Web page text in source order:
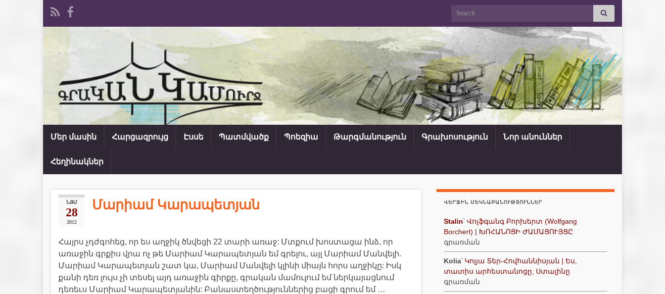
Search for:
Մեր մասին Հարցազրույց Էսսե Պատմվածք Պոեզիա Թարգմանություն Գրախոսություն Նոր անուններ
Հեղինակներ
ՆՅՄ
28
2012
Մարիամ Կարապետյան
Հայրս չդժգոհեց, որ ես աղջիկ ծնվեցի 22 տարի առաջ: Մտքում խոստացա ինձ, որ
առաջին գրքիս վրա ոչ թե Մարիամ Կարապետյան եմ գրելու, այլ Մարիամ Մանվելի.
Մարիամ Կարապետյան շատ կա, Մարիամ Մանվելի կլինի միայն հորս աղջիկը: Իսկ
քանի դեռ լույս չի տեսել այդ առաջին գիրքը, գրական մամուլում եմ ներկայացնում
դեռեւս Մարիամ Կարապետյանին: Բանաստեղծություններից բացի գրում եմ …
ՎԵՐՋԻՆ ՄԵԿՆԱԲԱՆՈՒԹՅՈՒՆՆԵՐ
Stalin՝ Վոլֆգանգ Բորխերտ (Wolfgang
Borchert) | ԽՈՀԱՆՈՑԻ ԺԱՄԱՑՈՒՅՑԸ
գրառման
Kolia՝ Կոլյա Տեր-Հովհաննիսյան | Ես,
տատիս արհեստանոցը, Ստալինը
գրառման